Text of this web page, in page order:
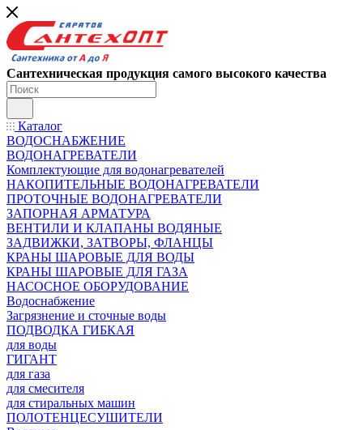
Сантехническая продукция самого высокого качества
Каталог
ВОДОСНАБЖЕНИЕ
ВОДОНАГРЕВАТЕЛИ
Комплектующие для водонагревателей
НАКОПИТЕЛЬНЫЕ ВОДОНАГРЕВАТЕЛИ
ПРОТОЧНЫЕ ВОДОНАГРЕВАТЕЛИ
ЗАПОРНАЯ АРМАТУРА
ВЕНТИЛИ И КЛАПАНЫ ВОДЯНЫЕ
ЗАДВИЖКИ, ЗАТВОРЫ, ФЛАНЦЫ
КРАНЫ ШАРОВЫЕ ДЛЯ ВОДЫ
КРАНЫ ШАРОВЫЕ ДЛЯ ГАЗА
НАСОСНОЕ ОБОРУДОВАНИЕ
Водоснабжение
Загрязнение и сточные воды
ПОДВОДКА ГИБКАЯ
для воды
ГИГАНТ
для газа
для смесителя
для стиральных машин
ПОЛОТЕНЦЕСУШИТЕЛИ